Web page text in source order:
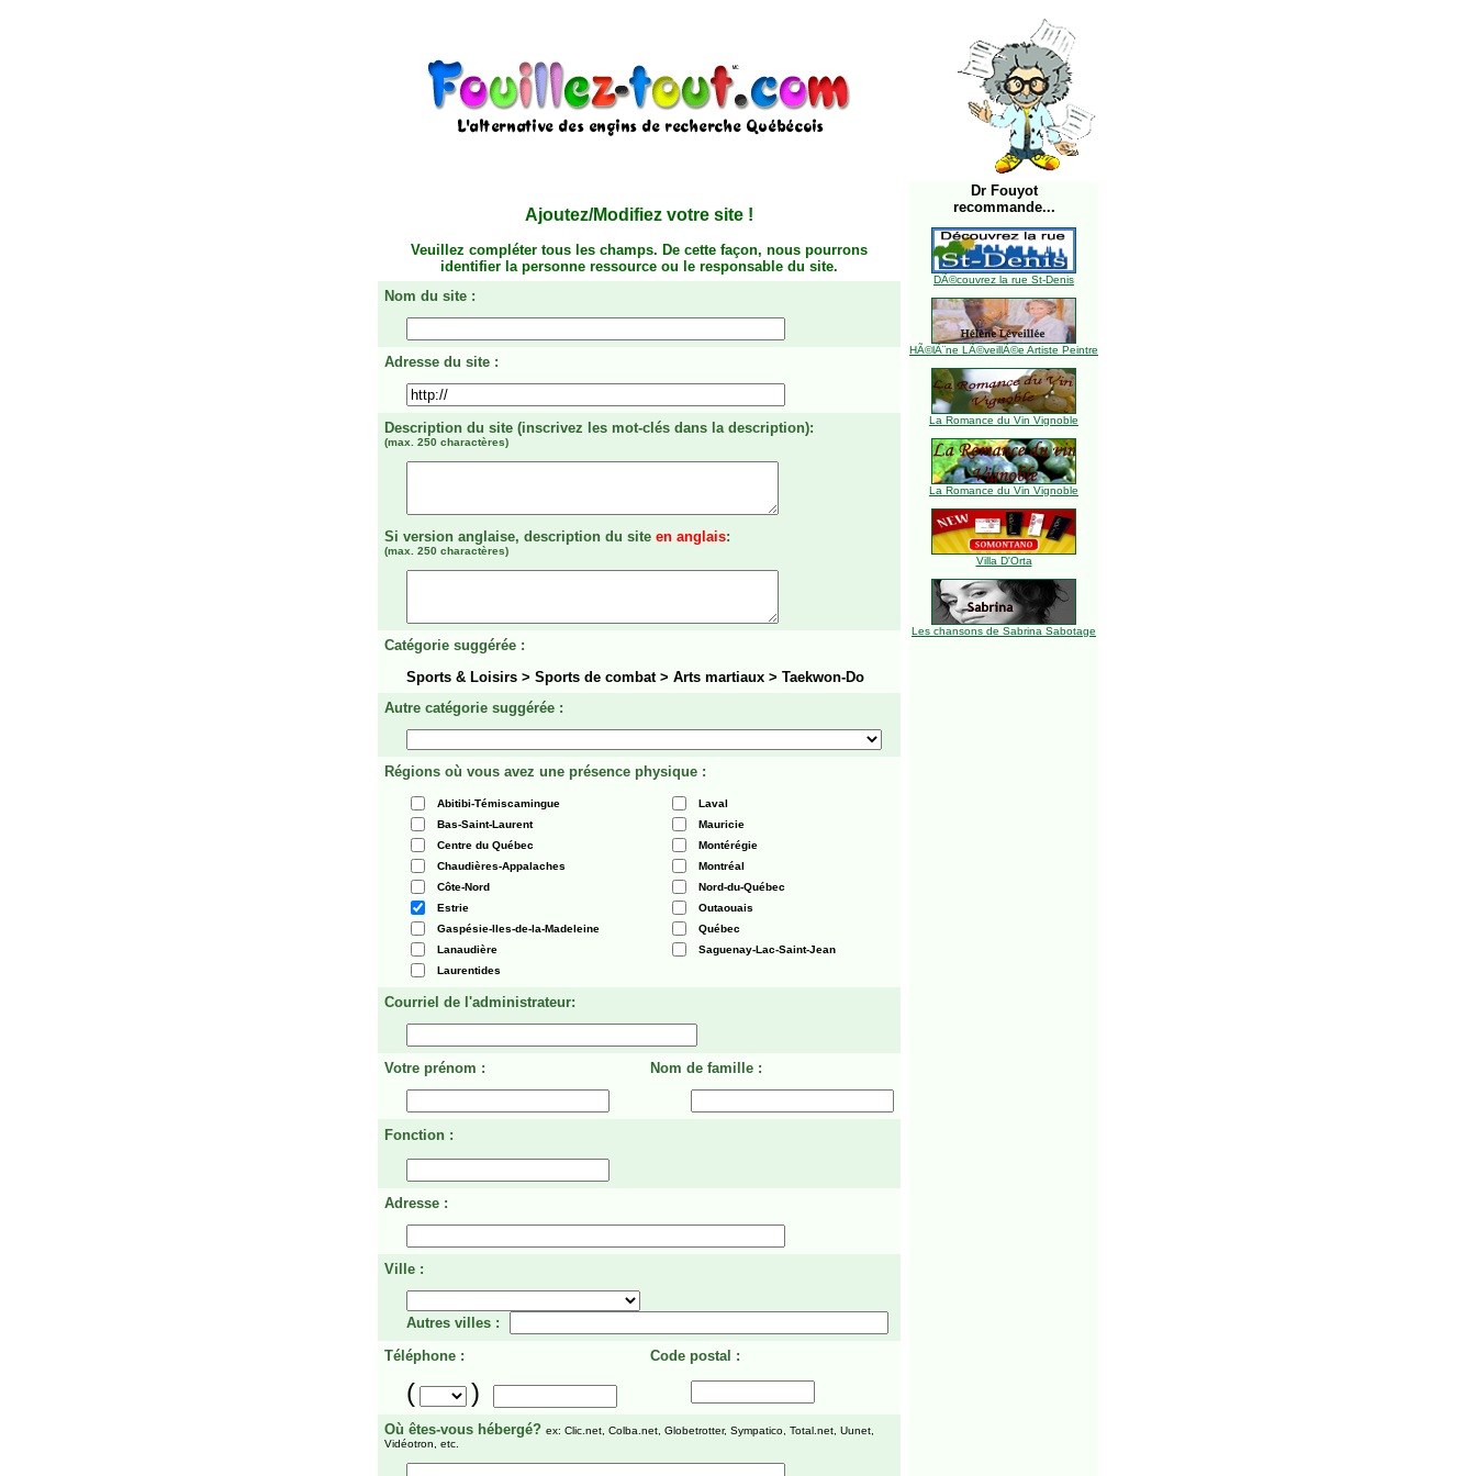
Ajoutez/Modifiez votre site !
Veuillez compléter tous les champs. De cette façon, nous pourrons
identifier la personne ressource ou le responsable du site.
Nom du site :
Adresse du site :
Description du site (inscrivez les mot-clés dans la description):
(max. 250 charactères)
Si version anglaise, description du site en anglais:
(max. 250 charactères)
Catégorie suggérée :
Sports & Loisirs > Sports de combat > Arts martiaux > Taekwon-Do
Autre catégorie suggérée :
Régions où vous avez une présence physique :
Abitibi-Témiscamingue
Laval
Bas-Saint-Laurent
Mauricie
Centre du Québec
Montérégie
Chaudières-Appalaches
Montréal
Côte-Nord
Nord-du-Québec
Estrie
Outaouais
Gaspésie-Iles-de-la-Madeleine
Québec
Lanaudière
Saguenay-Lac-Saint-Jean
Laurentides
Courriel de l'administrateur:
Votre prénom : Nom de famille :
Fonction :
Adresse :
Ville :
Autres villes :
Téléphone :
Code postal :
( )
Où êtes-vous hébergé? ex: Clic.net, Colba.net, Globetrotter, Sympatico, Total.net, Uunet,
Vidéotron, etc.
Dr Fouyot
recommande...
DÃ©couvrez la rue St-Denis
HÃ©lÃ¨ne LÃ©veillÃ©e Artiste Peintre
La Romance du Vin Vignoble
La Romance du Vin Vignoble
Villa D'Orta
Les chansons de Sabrina Sabotage